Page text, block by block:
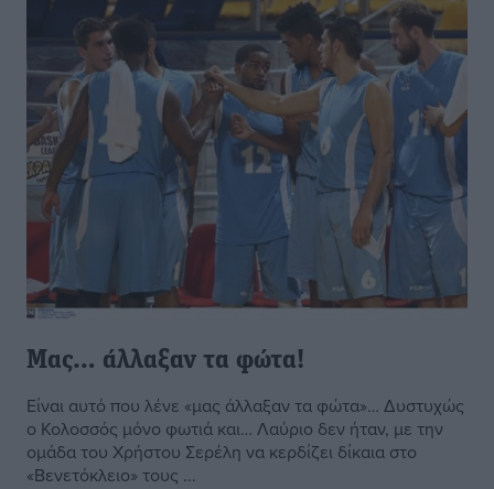
Μας… άλλαξαν τα φώτα!
Είναι αυτό που λένε «μας άλλαξαν τα φώτα»… Δυστυχώς
ο Κολοσσός μόνο φωτιά και… Λαύριο δεν ήταν, με την
ομάδα του Χρήστου Σερέλη να κερδίζει δίκαια στο
«Βενετόκλειο» τους ...